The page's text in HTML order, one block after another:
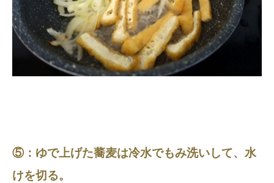
⑤：ゆで上げた蕎麦は冷水でもみ洗いして、水
けを切る。